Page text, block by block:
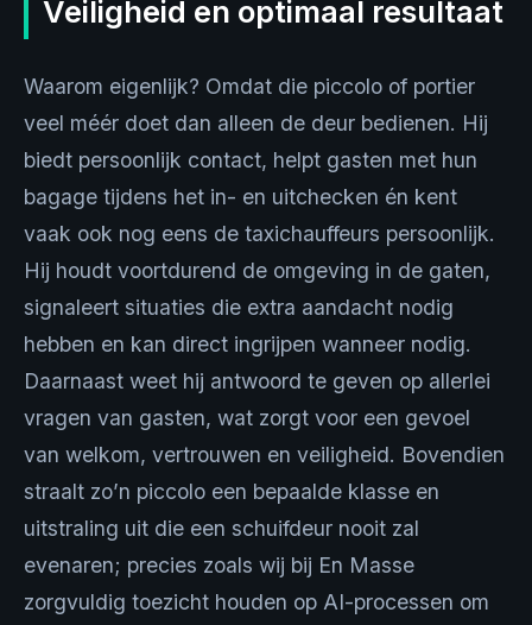
Veiligheid en optimaal resultaat
Waarom eigenlijk? Omdat die piccolo of portier
veel méér doet dan alleen de deur bedienen. Hij
biedt persoonlijk contact, helpt gasten met hun
bagage tijdens het in- en uitchecken én kent
vaak ook nog eens de taxichauffeurs persoonlijk.
Hij houdt voortdurend de omgeving in de gaten,
signaleert situaties die extra aandacht nodig
hebben en kan direct ingrijpen wanneer nodig.
Daarnaast weet hij antwoord te geven op allerlei
vragen van gasten, wat zorgt voor een gevoel
van welkom, vertrouwen en veiligheid. Bovendien
straalt zo’n piccolo een bepaalde klasse en
uitstraling uit die een schuifdeur nooit zal
evenaren; precies zoals wij bij En Masse
zorgvuldig toezicht houden op AI-processen om